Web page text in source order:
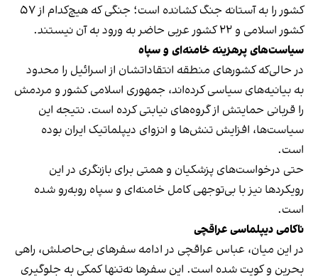
کشور را به آستانه جنگ کشانده است؛ جنگی که هیچ‌کدام از ۵۷
کشور اسلامی و ۲۲ کشور عربی حاضر به ورود به آن نیستند.
سیاست‌های پرهزینه خامنه‌ای و سپاه
در حالی‌که کشورهای منطقه انتقاداتشان از اسرائیل را محدود
به بیانیه‌های سیاسی کرده‌اند، جمهوری اسلامی کشور و مردمش
را قربانی حمایتش از گروه‌های نیابتی کرده است. نتیجه این
سیاست‌ها، افزایش تنش‌ها و انزوای دیپلماتیک ایران بوده
است.
حتی درخواست‌های پزشکیان و همتی برای بازنگری در این
رویکردها نیز با بی‌توجهی کامل خامنه‌ای و سپاه روبه‌رو شده
است.
ناکامی دیپلماسی عراقچی
در این میان، عباس عراقچی در ادامه سفرهای بی‌حاصلش، راهی
بحرین و کویت شده است. این سفرها نه‌تنها کمکی به جلوگیری